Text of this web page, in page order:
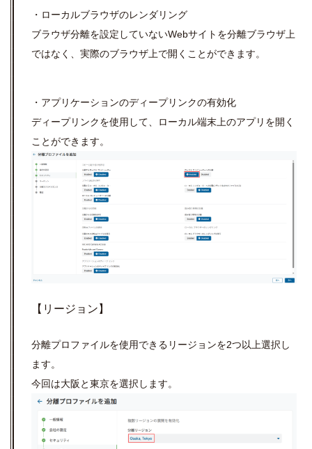
・ローカルブラウザのレンダリング
ブラウザ分離を設定していないWebサイトを分離ブラウザ上
ではなく、実際のブラウザ上で開くことができます。
・アプリケーションのディープリンクの有効化
ディープリンクを使用して、ローカル端末上のアプリを開く
ことができます。
【リージョン】
分離プロファイルを使用できるリージョンを2つ以上選択し
ます。
今回は大阪と東京を選択します。